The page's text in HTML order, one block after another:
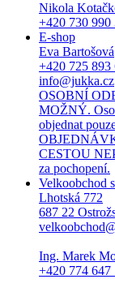
Nikola
+420 730 990
E-shop
Eva Bartošová
+420 725 893
info@jukka.cz
OSOBNÍ
MOŽNÝ.
objednat
CESTOU
za pochopení.
Velkoobchod
Lhotská 772
687 22
Ing. Marek
+420 774 647